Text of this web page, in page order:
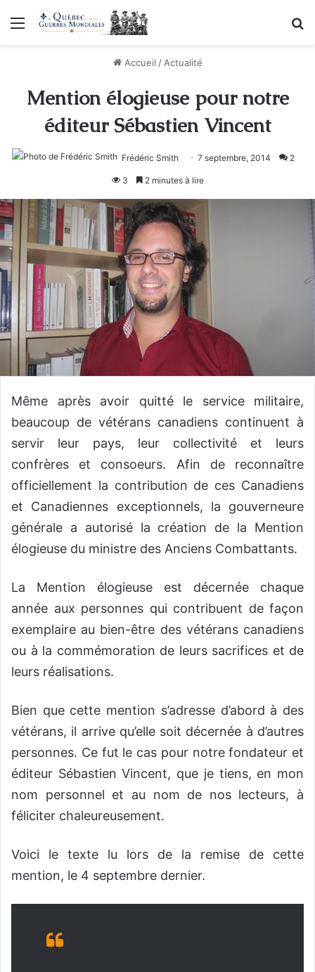
Menu
Accueil / Actualité
Mention élogieuse pour notre
éditeur Sébastien Vincent
Frédéric Smith 7 septembre, 2014 2
3 2 minutes à lire
Même après avoir quitté le service militaire,
beaucoup de vétérans canadiens continuent à
servir leur pays, leur collectivité et leurs
confrères et consoeurs. Afin de reconnaître
officiellement la contribution de ces Canadiens
et Canadiennes exceptionnels, la gouverneure
générale a autorisé la création de la Mention
élogieuse du ministre des Anciens Combattants.
La Mention élogieuse est décernée chaque
année aux personnes qui contribuent de façon
exemplaire au bien-être des vétérans canadiens
ou à la commémoration de leurs sacrifices et de
leurs réalisations.
Bien que cette mention s’adresse d’abord à des
vétérans, il arrive qu’elle soit décernée à d’autres
personnes. Ce fut le cas pour notre fondateur et
éditeur Sébastien Vincent, que je tiens, en mon
nom personnel et au nom de nos lecteurs, à
féliciter chaleureusement.
Voici le texte lu lors de la remise de cette
mention, le 4 septembre dernier.